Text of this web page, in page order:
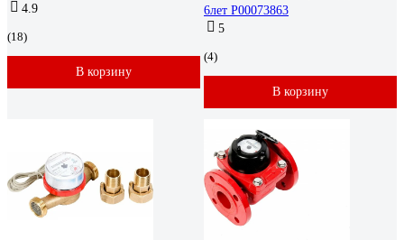
4.9
(18)
В корзину
6лет Р00073863
5
(4)
В корзину